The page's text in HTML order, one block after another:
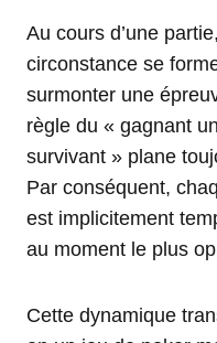
Au cours d’une
circonstance se
surmonter une
règle du « gagnant
survivant » plane
Par conséquent,
est implicitement
au moment le plus
Cette dynamique